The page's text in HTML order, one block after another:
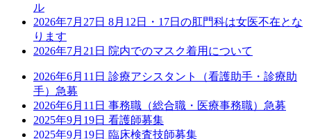
ル
2026年7月27日 8月12日・17日の肛門科は女医不在とな
ります
2026年7月21日 院内でのマスク着用について
2026年6月11日 診療アシスタント（看護助手・診療助
手）急募
2026年6月11日 事務職（総合職・医療事務職）急募
2025年9月19日 看護師募集
2025年9月19日 臨床検査技師募集